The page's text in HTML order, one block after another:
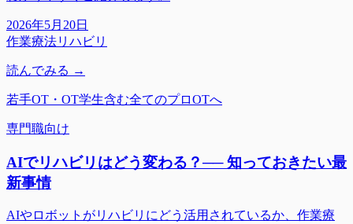
2026年5月20日
作業療法リハビリ
読んでみる →
若手OT・OT学生含む全てのプロOTへ
専門職向け
AIでリハビリはどう変わる？── 知っておきたい最
新事情
AIやロボットがリハビリにどう活用されているか、作業療